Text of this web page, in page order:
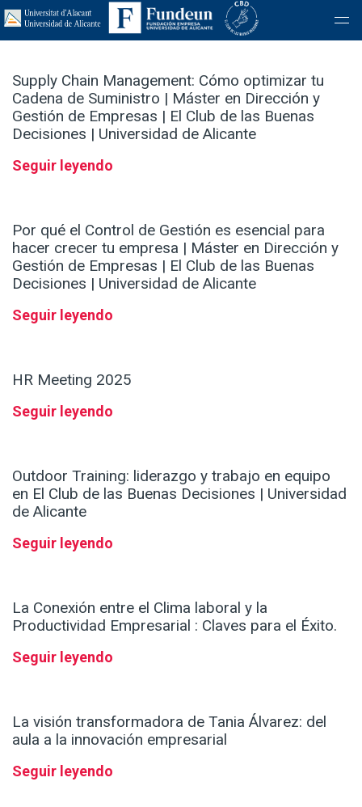
Supply Chain Management: Cómo optimizar tu
Cadena de Suministro | Máster en Dirección y
Gestión de Empresas | El Club de las Buenas
Decisiones | Universidad de Alicante
Seguir leyendo
Por qué el Control de Gestión es esencial para
hacer crecer tu empresa | Máster en Dirección y
Gestión de Empresas | El Club de las Buenas
Decisiones | Universidad de Alicante
Seguir leyendo
HR Meeting 2025
Seguir leyendo
Outdoor Training: liderazgo y trabajo en equipo
en El Club de las Buenas Decisiones | Universidad
de Alicante
Seguir leyendo
La Conexión entre el Clima laboral y la
Productividad Empresarial : Claves para el Éxito.
Seguir leyendo
La visión transformadora de Tania Álvarez: del
aula a la innovación empresarial
Seguir leyendo